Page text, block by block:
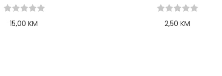
15,00KM
2,50 KM